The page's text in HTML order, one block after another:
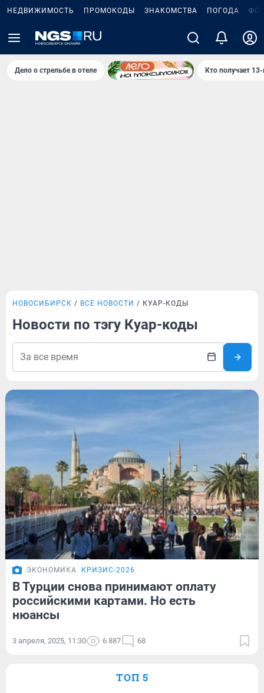
НЕДВИЖИМОСТЬ ПРОМОКОДЫ ЗНАКОМСТВА ПОГОДА
Дело о стрельбе в отеле Кто получает
НОВОСИБИРСК ВСЕ НОВОСТИ КУАР-КОДЫ
Новости по тэгу Куар-коды
ЭКОНОМИКА КРИЗИС-2026
В Турции снова принимают оплату
российскими картами. Но есть
нюансы
3 апреля, 2025, 11:30 6 887 68
ТОП 5